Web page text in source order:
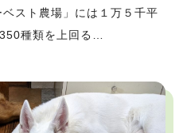
スト農場」には１万５千平
種類を上回る…